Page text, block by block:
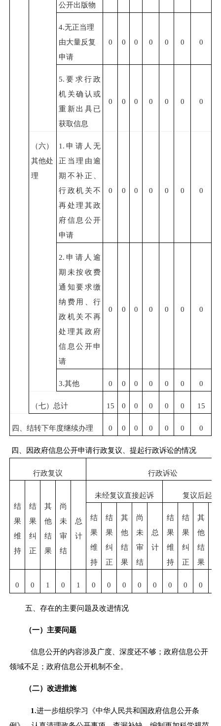
公开出版物
4.无正当理
由大量反复
申请
0 0 0 0 0 0 0
5. 要求行政
机关确认或
重新出具已
获取信息
0 0 0 0 0 0 0
（六）
其他处
理
1. 申请人无
正当理由逾
期不补正、
行政机关不
再处理其政
府信息公开
申请
0 0 0 0 0 0 0
2. 申请人逾
期未按收费
通知要求缴
纳费用、行
政机关不再
处理其政府
信息公开申
请
0 0 0 0 0 0 0
3.其他 0 0 0 0 0 0 0
（七）总计 15 0 0 0 0 0 15
四、结转下年度继续办理 0 0 0 0 0 0 0
四、因政府信息公开申请行政复议、提起行政诉讼的情况
行政复议 行政诉讼
结
果
维
持
结
果
纠
正
其
他
结
果
尚
未
审
结
总
计
未经复议直接起诉 复议后起诉
结
果
维
持
结
果
纠
正
其
他
结
果
尚
未
审
结
总
计
结
果
维
持
结
果
纠
正
其
他
结
果
0 0 1 0 1 0 0 0 0 0 0 0 0
五、存在的主要问题及改进情况
（一）主要问题
信息公开的内容涉及广度、深度还不够；政府信息公开
领域不足；政府信息公开机制不全。
（二）改进措施
1.进一步组织学习《中华人民共和国政府信息公开条